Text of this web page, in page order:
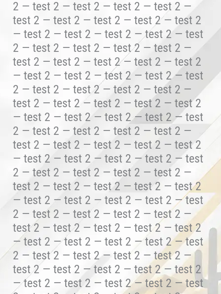
2 — test 2 — test 2 — test 2 — test 2 —
test 2 — test 2 — test 2 — test 2 — test 2
— test 2 — test 2 — test 2 — test 2 — test
2 — test 2 — test 2 — test 2 — test 2 —
test 2 — test 2 — test 2 — test 2 — test 2
— test 2 — test 2 — test 2 — test 2 — test
2 — test 2 — test 2 — test 2 — test 2 —
test 2 — test 2 — test 2 — test 2 — test 2
— test 2 — test 2 — test 2 — test 2 — test
2 — test 2 — test 2 — test 2 — test 2 —
test 2 — test 2 — test 2 — test 2 — test 2
— test 2 — test 2 — test 2 — test 2 — test
2 — test 2 — test 2 — test 2 — test 2 —
test 2 — test 2 — test 2 — test 2 — test 2
— test 2 — test 2 — test 2 — test 2 — test
2 — test 2 — test 2 — test 2 — test 2 —
test 2 — test 2 — test 2 — test 2 — test 2
— test 2 — test 2 — test 2 — test 2 — test
2 — test 2 — test 2 — test 2 — test 2 —
test 2 — test 2 — test 2 — test 2 — test 2
— test 2 — test 2 — test 2 — test 2 — test